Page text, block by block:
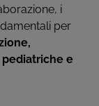
i
per
e